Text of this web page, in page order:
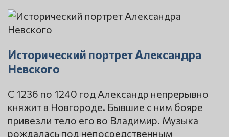
Исторический портрет Александра
Невского
С 1236 по 1240 год Александр непрерывно
княжит в Новгороде. Бывшие с ним бояре
привезли тело его во Владимир. Музыка
рождалась под непосредственным